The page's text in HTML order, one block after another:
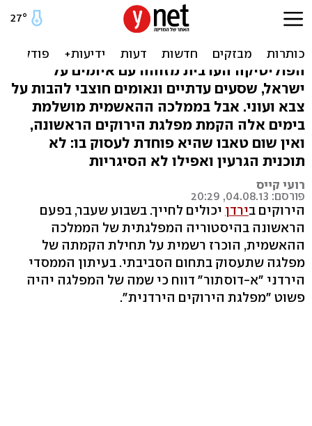
בלי עישון וגרעין: מפלגת
ירוקים ראשונה בירדן
הפוליטיקה הערבית מזוהה עם איומים על
ישראל, שסעים עדתיים ונאומים חוצבי להבות על
צבא ועוני. אבל בממלכה ההאשמית מושלמת
בימים אלה הקמת מפלגת הירוקים הראשונה,
ואין שום טאבו שהיא פוחדת לעסוק בו: לא
תוכנית הגרעין ואפילו לא הסיגריות
רועי קייס
פורסם: 04.08.13, 20:29
הירוקים בירדן יכולים לחייך. בשבוע שעבר, בפעם
הראשונה בהיסטוריה המפלגתית של הממלכה
ההאשמית, הוכרז רשמית על תחילת הקמתה של
מפלגה שתעסוק בתחום הסביבתי. בעיתון הממסדי
הירדני "א-דוסתור" דווח כי שמה של המפלגה יהיה
פשוט "מפלגת הירוקים הירדנית".